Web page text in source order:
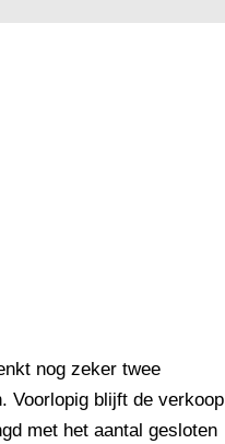
nog zeker twee
Voorlopig blijft de verkoop
met het aantal gesloten